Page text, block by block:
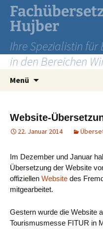
Zum
Inhalt
springen
Hujber
Ihre Spezialistin für
in den Bereichen
Menü
Website-
22. Januar 2014
Im Dezember und Januar
Übersetzung der Website
offiziellen Website des
mitgearbeitet.
Gestern wurde die Website
Tourismusmesse FITUR in